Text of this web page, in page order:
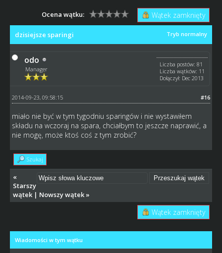
Wątek zamknięty
Ocena wątku:
Tryb normalny
dzisiejsze sparingi
odo
Manager
Liczba postów: 81
Liczba wątków: 11
Dołączył: Dec 2013
#16
2014-09-23, 09:58:15
miało nie być w tym tygodniu sparingów i nie wystawiłem
składu na wczoraj na spara, chciałbym to jeszcze naprawić, a
nie mogę, może ktoś coś z tym zrobić?
Szukaj
«
Starszy
wątek| Nowszy wątek»
Wątek zamknięty
Wiadomości w tym wątku